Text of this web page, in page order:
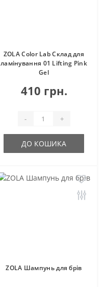
ZOLA Color Lab Склад для
ламінування 01 Lifting Pink
Gel
410 грн.
- +
ДО КОШИКА
ZOLA Шампунь для брів